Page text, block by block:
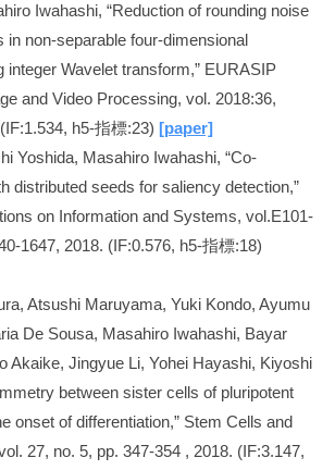
Iwahashi, “Reduction of rounding noise
in non-separable four-dimensional
integer Wavelet transform,” EURASIP
and Video Processing, vol. 2018:36,
h5-指標:23) [paper]
Yoshida, Masahiro Iwahashi, “Co-
distributed seeds for saliency detection,”
on Information and Systems, vol.E101-
1647, 2018. (IF:0.576, h5-指標:18)
Atsushi Maruyama, Yuki Kondo, Ayumu
De Sousa, Masahiro Iwahashi, Bayar
Akaike, Jingyue Li, Yohei Hayashi, Kiyoshi
between sister cells of pluripotent
onset of differentiation,” Stem Cells and
27, no. 5, pp. 347-354 , 2018. (IF:3.147,